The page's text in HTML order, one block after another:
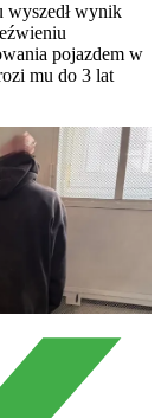
wyszedł wynik
pojazdem w
mu do 3 lat